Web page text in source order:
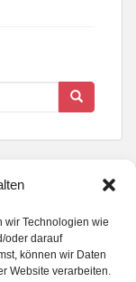
wir Technologien wie
oder darauf
können wir Daten
Website verarbeiten.